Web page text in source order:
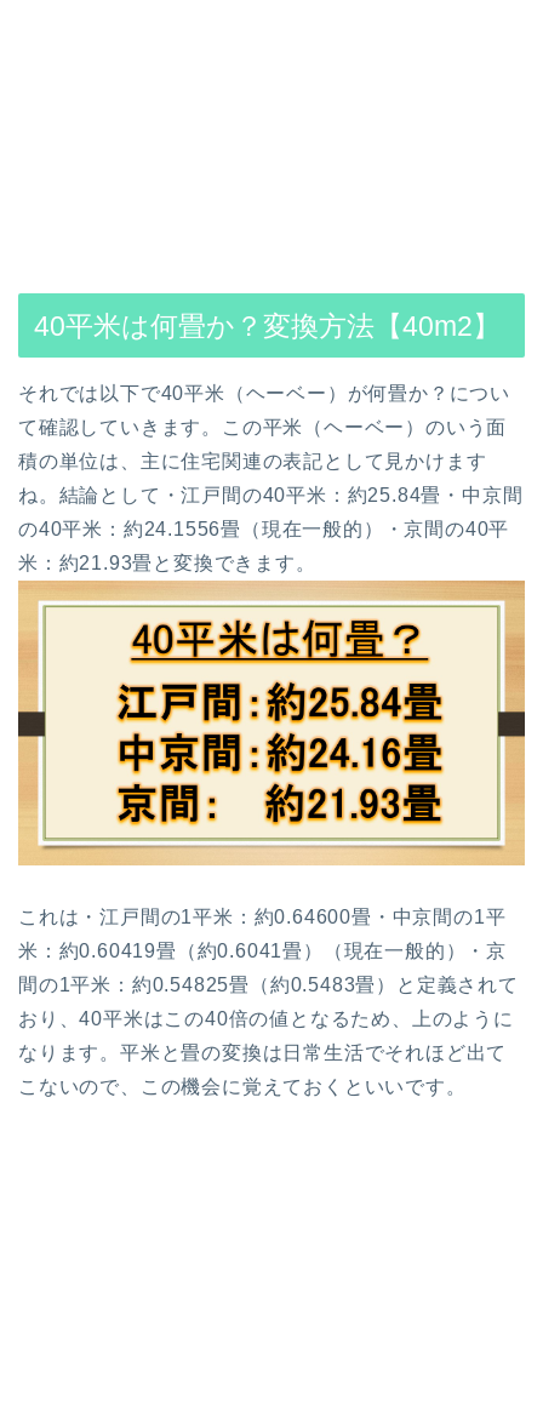
40平米は何畳か？変換方法【40m2】
それでは以下で40平米（ヘーベー）が何畳か？につい
て確認していきます。
この平米（ヘーベー）のいう面
積の単位は、主に住宅関連の表記として見かけます
ね。 結論として ・江戸間の40平米：約25.84畳 ・中京間
の40平米：約24.1556畳（現在一般的） ・京間の40平
米：約21.93畳 と変換できます。
これは ・江戸間の1平米：約0.64600畳 ・中京間の1平
米：約0.60419畳（約0.6041畳）（現在一般的）
・京
間の1平米：約0.54825畳（約0.5483畳）
と定義されて
おり、40平米はこの40倍の値となるため、上のように
なります。 平米と畳の変換は日常生活でそれほど出て
こないので、この機会に覚えておくといいです。